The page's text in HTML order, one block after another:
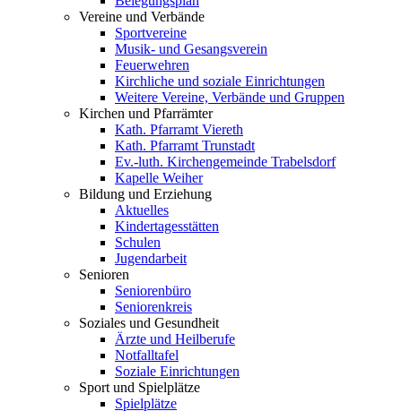
Vereine und Verbände
Sportvereine
Musik- und Gesangsverein
Feuerwehren
Kirchliche und soziale Einrichtungen
Weitere Vereine, Verbände und Gruppen
Kirchen und Pfarrämter
Kath. Pfarramt Viereth
Kath. Pfarramt Trunstadt
Ev.-luth. Kirchengemeinde Trabelsdorf
Kapelle Weiher
Bildung und Erziehung
Aktuelles
Kindertagesstätten
Schulen
Jugendarbeit
Senioren
Seniorenbüro
Seniorenkreis
Soziales und Gesundheit
Ärzte und Heilberufe
Notfalltafel
Soziale Einrichtungen
Sport und Spielplätze
Spielplätze